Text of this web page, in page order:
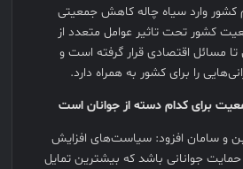
وارد سیاه چاله کاهش جمعیتی
کشور تحت تاثیر عوامل متعدد از
مسائل اقتصادی قرار گرفته است و
را برای کشور به همراه دارد.
برای کدام دسته از جوانان است
بن و سامان افزود: سیاست‌های افزایش
جوانانی باشد که بیشترین تمایل